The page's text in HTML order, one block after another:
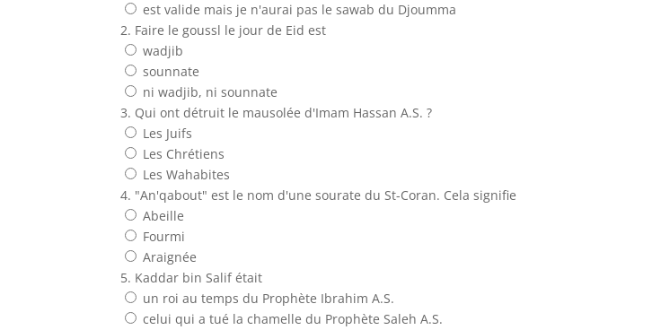
est valide mais je n'aurai pas le sawab du Djoumma
2. Faire le goussl le jour de Eid est
wadjib
sounnate
ni wadjib, ni sounnate
3. Qui ont détruit le mausolée d'Imam Hassan A.S. ?
Les Juifs
Les Chrétiens
Les Wahabites
4. "An'qabout" est le nom d'une sourate du St-Coran. Cela signifie
Abeille
Fourmi
Araignée
5. Kaddar bin Salif était
un roi au temps du Prophète Ibrahim A.S.
celui qui a tué la chamelle du Prophète Saleh A.S.